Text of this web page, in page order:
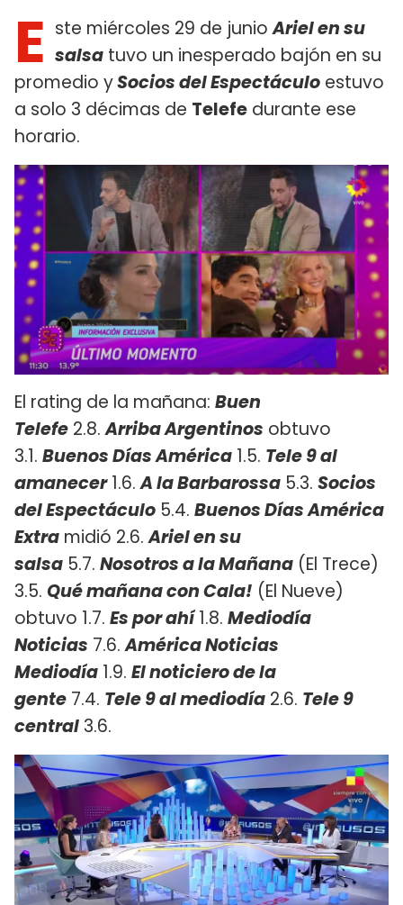
E ste miércoles 29 de junioAriel en su
salsa tuvo un inesperado bajón en su
promedio ySocios del Espectáculo estuvo
a solo 3 décimas de Telefe durante ese
horario.
El rating de la mañana: Buen
Telefe 2.8.Arriba Argentinos obtuvo
3.1. Buenos Días América 1.5. Tele 9 al
amanecer1.6.A la Barbarossa 5.3. Socios
del Espectáculo 5.4. Buenos Días América
Extra midió 2.6.Ariel en su
salsa 5.7. Nosotros a la Mañana (El Trece)
3.5. Qué mañana con Cala! (El Nueve)
obtuvo 1.7. Es por ahí1.8. Mediodía
Noticias 7.6.América Noticias
Mediodía 1.9. El noticiero de la
gente 7.4. Tele 9 al mediodía 2.6. Tele 9
central 3.6.